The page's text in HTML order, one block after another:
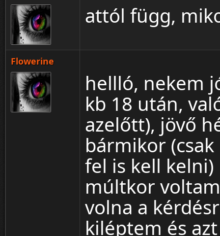
attól függ,
Flowerine
hellló, nekem
kb 18 után,
azelőtt), jövő
bármikor
fel is kell kelni)
múltkor
volna a
kiléptem és